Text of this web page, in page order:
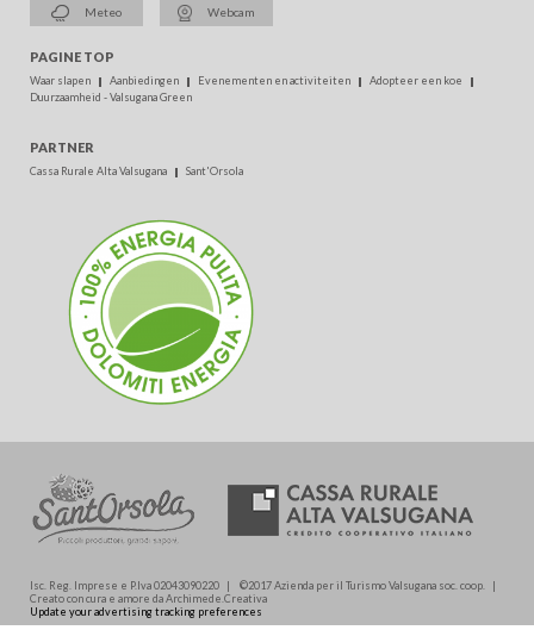
Meteo Webcam
PAGINE TOP
Waar slapen Aanbiedingen Evenementen en activiteiten
Adopteer een koe
Duurzaamheid - Valsugana Green
PARTNER
Cassa Rurale Alta Valsugana Sant'Orsola
Isc. Reg. Imprese e P.Iva 02043090220 | ©2017 Azienda per il Turismo Valsugana soc. coop. |
Creato con cura e amore da Archimede.Creativa
Update your advertising tracking preferences